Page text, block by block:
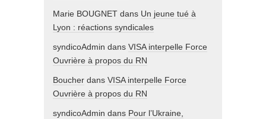
Marie BOUGNET dans Un jeune tué à
Lyon : réactions syndicales
syndicoAdmin dans VISA interpelle Force
Ouvrière à propos du RN
Boucher dans VISA interpelle Force
Ouvrière à propos du RN
syndicoAdmin dans Pour l’Ukraine,